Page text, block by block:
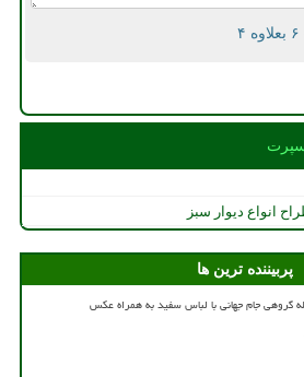
انواع دیوار سبز
پربیننده ترین ها
گروهی جام جهانی با لباس سفید به همراه عکس